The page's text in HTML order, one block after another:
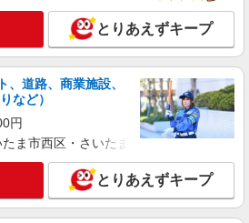
の携帯販売スタッフ
1500円〜 ※残業代支給 ★交通費別途支給
・゜+゜・。○。・゜
い金10万円支給(規定有) お友達を紹介
ンセンティブ支給(規定有) ★月2回払
い可能（規程有）★ ゜・。○。・゜
県静岡市葵区のauショップ
詳細を見る
】人気機種に詳しくなれる携帯販
とりあえずキープ
、道路、商業施設、
など）
円
ま市西区・さいたま市岩槻区・久喜市・
とりあえずキープ